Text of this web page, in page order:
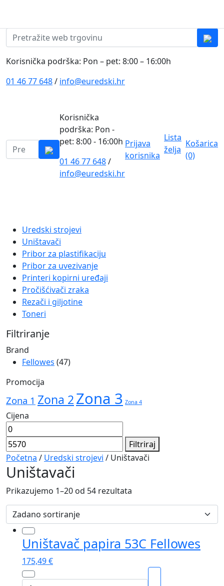
Pretraži:
Korisnička podrška: Pon – pet: 8:00 – 16:00h
01 46 77 648/ info@euredski.hr
Pretraži:
Korisnička
podrška: Pon -
pet: 8:00 - 16:00h
01 46 77 648/
info@euredski.hr
Prijava
korisnika
Lista
želja
Košarica
(0)
Navigation
Uredski strojevi
Uništavači
Pribor za plastifikaciju
Pribor za uvezivanje
Printeri kopirni uređaji
Pročišćivači zraka
Rezači i giljotine
Toneri
Filtriranje
Brand
Fellowes (47)
Promocija
Zona 1 Zona 2Zona 3 Zona 4
Cijena
Min
cijena
cijena
Filtriraj
Početna / Uredski strojevi / Uništavači
Uništavači
Prikazujemo 1–20 od 54 rezultata
Uništavač papira 53C Fellowes
175,49€